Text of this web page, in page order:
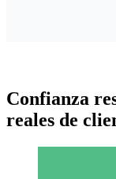
Confianza
reales de